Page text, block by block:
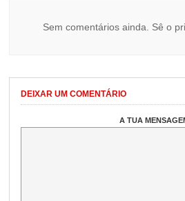
Sem comentários ainda. Sê o
DEIXAR UM COMENTÁRIO
A TUA